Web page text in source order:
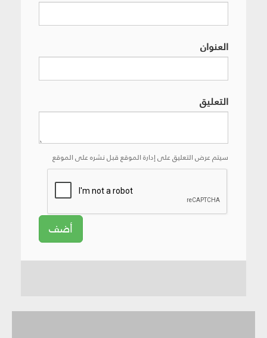
العنوان
التعليق
سيتم عرض التعليق على إدارة الموقع قبل نشره على الموقع
أضف